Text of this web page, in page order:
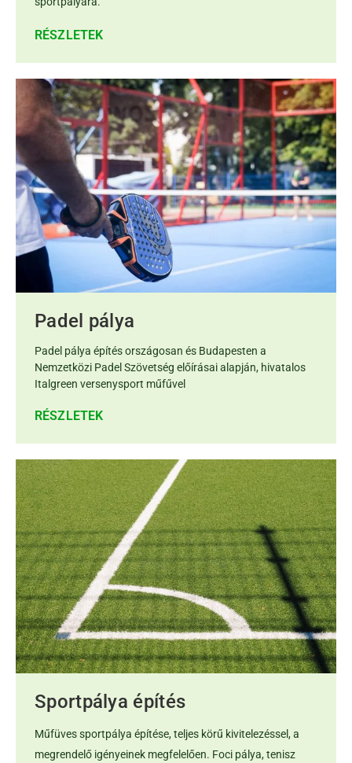
RÉSZLETEK
Padel pálya
Padel pálya építés országosan és Budapesten a
Nemzetközi Padel Szövetség előírásai alapján, hivatalos
Italgreen versenysport műfűvel
RÉSZLETEK
Sportpálya építés
Műfüves sportpálya építése, teljes körű kivitelezéssel, a
megrendelő igényeinek megfelelően. Foci pálya, tenisz